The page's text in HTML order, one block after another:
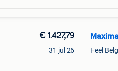
€ 1.427,79
31 jul 26 Heel